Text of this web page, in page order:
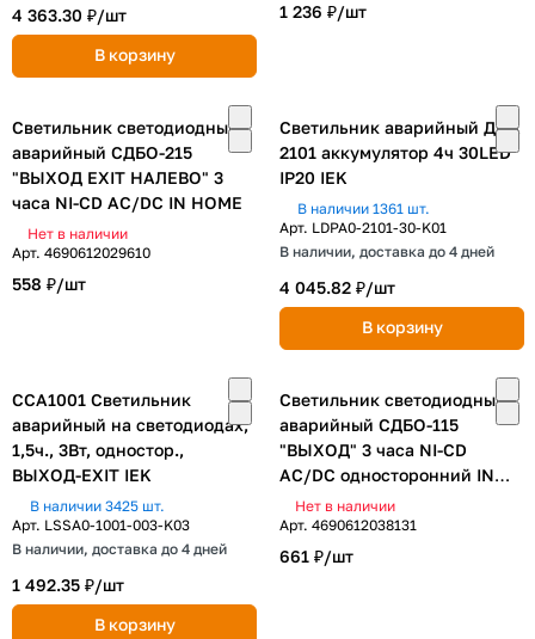
4 363.30 ₽/шт
В корзину
1 236 ₽/шт
Светильник светодиодный
аварийный СДБО-215
"ВЫХОД EXIT НАЛЕВО" 3
часа NI-CD AC/DC IN HOME
Нет в наличии
Арт. 4690612029610
558 ₽/шт
Светильник аварийный ДПА
2101 аккумулятор 4ч 30LED
IP20 IEK
В наличии 1361 шт.
Арт. LDPA0-2101-30-K01
В наличии, доставка до 4 дней
4 045.82 ₽/шт
В корзину
ССА1001 Светильник
аварийный на светодиодах,
1,5ч., 3Вт, одностор.,
ВЫХОД-EXIT IEK
В наличии 3425 шт.
Арт. LSSA0-1001-003-K03
В наличии, доставка до 4 дней
1 492.35 ₽/шт
В корзину
Светильник светодиодный
аварийный СДБО-115
"ВЫХОД" 3 часа NI-CD
AC/DC односторонний IN
HOME
Нет в наличии
Арт. 4690612038131
661 ₽/шт